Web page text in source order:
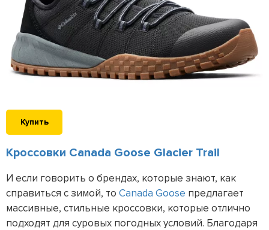
Купить
Кроссовки Canada Goose Glacier Trail
И если говорить о брендах, которые знают, как
справиться с зимой, то Canada Goose предлагает
массивные, стильные кроссовки, которые отлично
подходят для суровых погодных условий. Благодаря